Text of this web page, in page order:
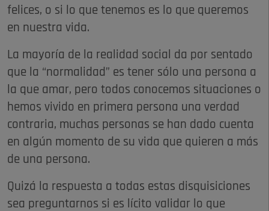
felices, o si lo que tenemos es lo que queremos
en nuestra vida.
La mayoría de la realidad social da por sentado
que la “normalidad” es tener sólo una persona a
la que amar, pero todos conocemos situaciones o
hemos vivido en primera persona una verdad
contraria, muchas personas se han dado cuenta
en algún momento de su vida que quieren a más
de una persona.
Quizá la respuesta a todas estas disquisiciones
sea preguntarnos si es lícito validar lo que